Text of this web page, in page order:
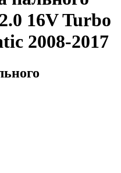
16V Turbo
2008-2017